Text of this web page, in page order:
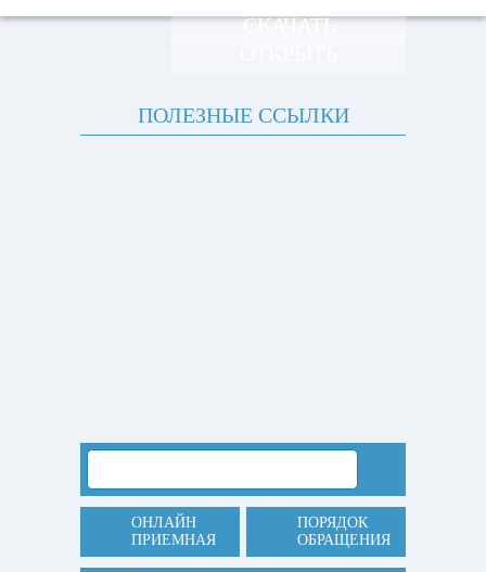
СКАЧАТЬ
ПОЛЕЗНЫЕ ССЫЛКИ
ОНЛАЙН
ПРИЕМНАЯ
ПОРЯДОК
ОБРАЩЕНИЯ